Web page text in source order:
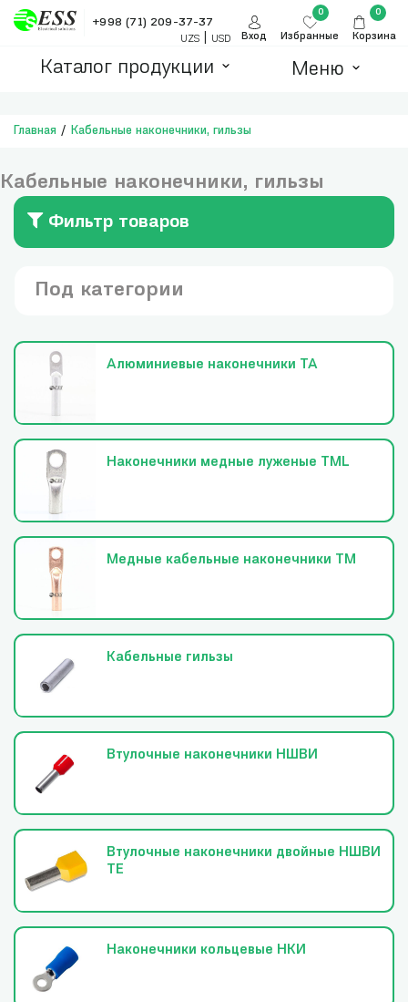
+998 (71) 209-37-37
UZS USD Вход Избранные
0
Корзина
0
Каталог продукции Меню
Главная Кабельные наконечники, гильзы
Кабельные наконечники, гильзы
Фильтр товаров
Под категории
Алюминиевые наконечники ТА
Наконечники медные луженые TML
Медные кабельные наконечники ТМ
Кабельные гильзы
Втулочные наконечники НШВИ
Втулочные наконечники двойные НШВИ
ТЕ
Наконечники кольцевые НКИ